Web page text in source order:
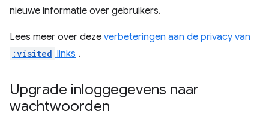
nieuwe informatie over gebruikers.
Lees meer over deze verbeteringen aan de privacy van
:visited links .
Upgrade inloggegevens naar
wachtwoorden